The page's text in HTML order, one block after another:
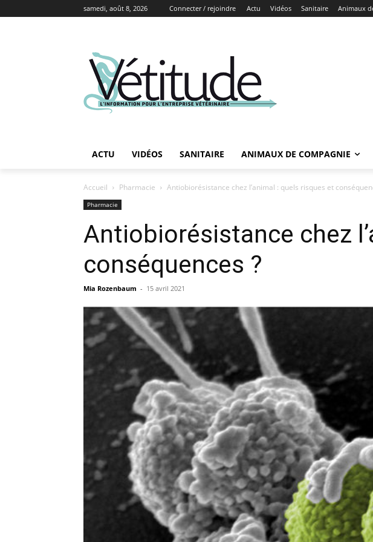
samedi, août 8, 2026 Connecter / rejoindre Actu Vidéos Sanitaire Animaux
ACTU VIDÉOS SANITAIRE ANIMAUX DE COMPAGNIE
Accueil Pharmacie Antiobiorésistance chez l’animal : quels risques et
Pharmacie
Antiobiorésistance chez
conséquences ?
Mia Rozenbaum - 15 avril 2021